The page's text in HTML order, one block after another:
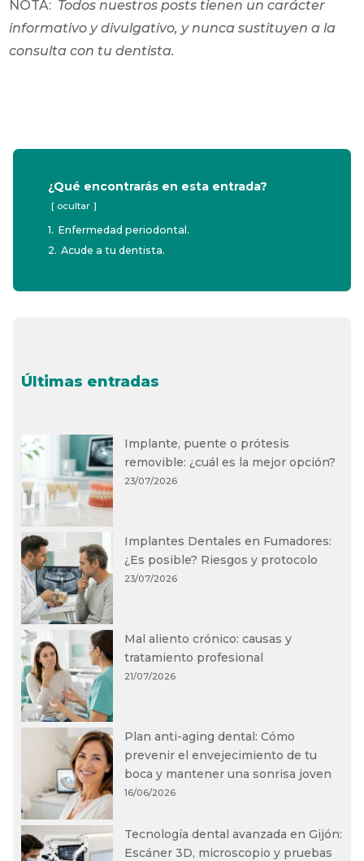
NOTA: Todos nuestros posts tienen un carácter
informativo y divulgativo, y nunca sustituyen a la
consulta con tu dentista.
¿Qué encontrarás en esta entrada?
ocultar
1. Enfermedad periodontal.
2. Acude a tu dentista.
Últimas entradas
Implante, puente o prótesis
removible: ¿cuál es la mejor opción?
23/07/2026
Implantes Dentales en Fumadores:
¿Es posible? Riesgos y protocolo
23/07/2026
Mal aliento crónico: causas y
tratamiento profesional
21/07/2026
Plan anti-aging dental: Cómo
prevenir el envejecimiento de tu
boca y mantener una sonrisa joven
16/06/2026
Tecnología dental avanzada en Gijón:
Escáner 3D, microscopio y pruebas